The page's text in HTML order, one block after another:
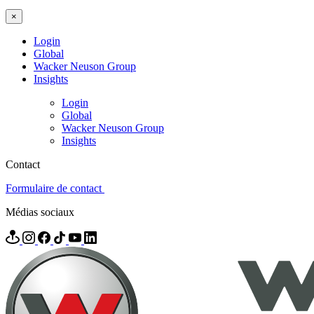
×
Login
Global
Wacker Neuson Group
Insights
Login
Global
Wacker Neuson Group
Insights
Contact
Formulaire de contact
Médias sociaux